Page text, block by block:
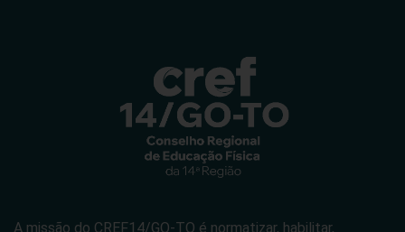
A missão do CREF14/GO-TO é normatizar, habilitar,